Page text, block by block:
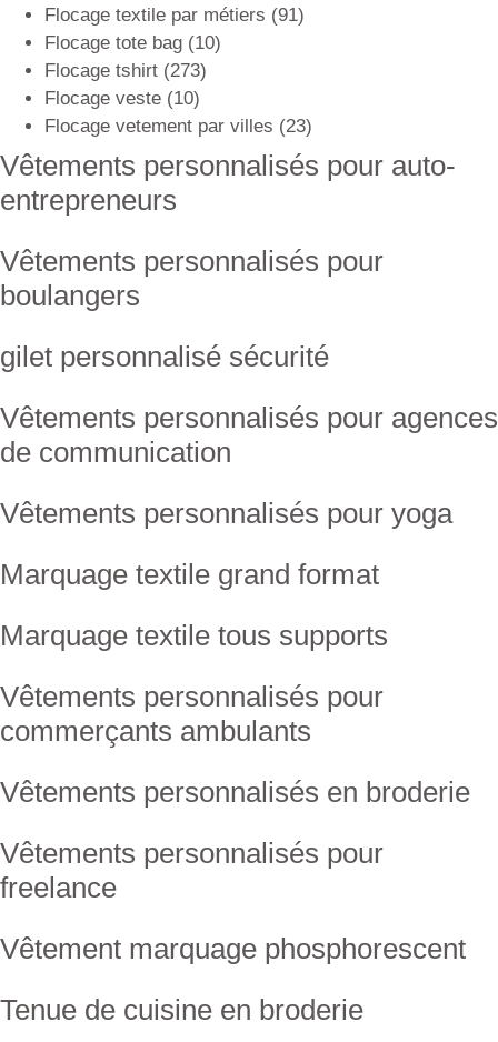
Flocage textile par métiers (91)
Flocage tote bag (10)
Flocage tshirt (273)
Flocage veste (10)
Flocage vetement par villes (23)
Vêtements personnalisés pour auto-
entrepreneurs
Vêtements personnalisés pour
boulangers
gilet personnalisé sécurité
Vêtements personnalisés pour agences
de communication
Vêtements personnalisés pour yoga
Marquage textile grand format
Marquage textile tous supports
Vêtements personnalisés pour
commerçants ambulants
Vêtements personnalisés en broderie
Vêtements personnalisés pour
freelance
Vêtement marquage phosphorescent
Tenue de cuisine en broderie